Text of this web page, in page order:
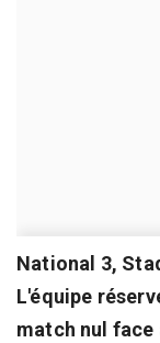
National 3,
L'équipe
match nul face